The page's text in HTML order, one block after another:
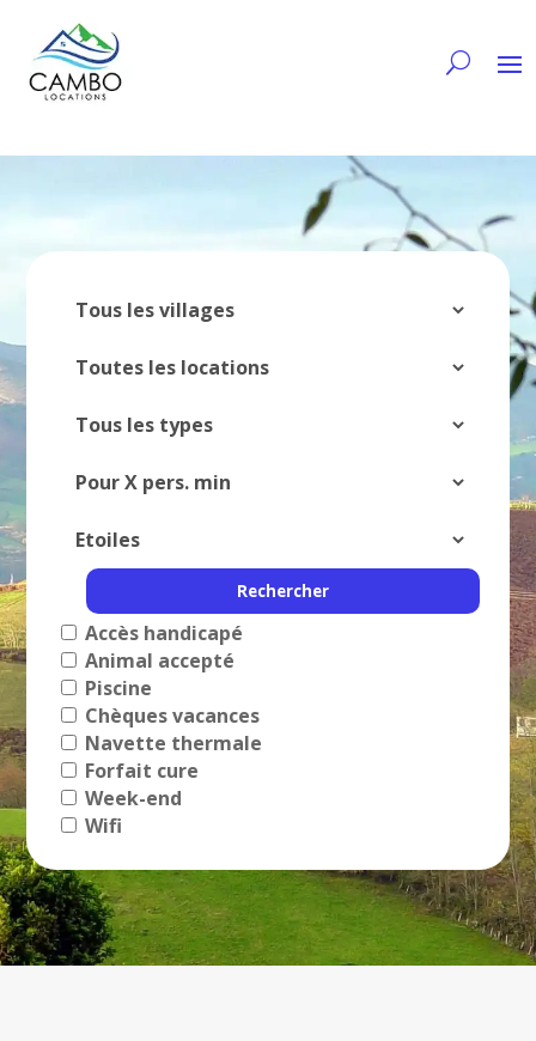
Accès handicapé
Animal accepté
Piscine
Chèques vacances
Navette thermale
Forfait cure
Week-end
Wifi